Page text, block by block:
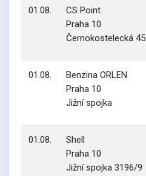
01.08.
CS Point
Praha 10
Černokostelecká 45
01.08.
Benzina ORLEN
Praha 10
Jižní spojka
01.08.
Shell
Praha 10
Jižní spojka 3196/9